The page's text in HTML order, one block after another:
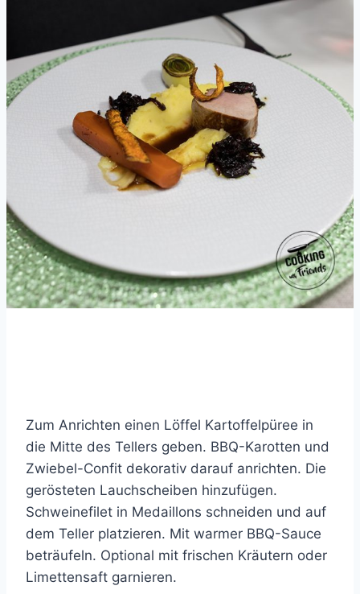
Zum Anrichten einen Löffel Kartoffelpüree in
die Mitte des Tellers geben. BBQ-Karotten und
Zwiebel-Confit dekorativ darauf anrichten. Die
gerösteten Lauchscheiben hinzufügen.
Schweinefilet in Medaillons schneiden und auf
dem Teller platzieren. Mit warmer BBQ-Sauce
beträufeln. Optional mit frischen Kräutern oder
Limettensaft garnieren.